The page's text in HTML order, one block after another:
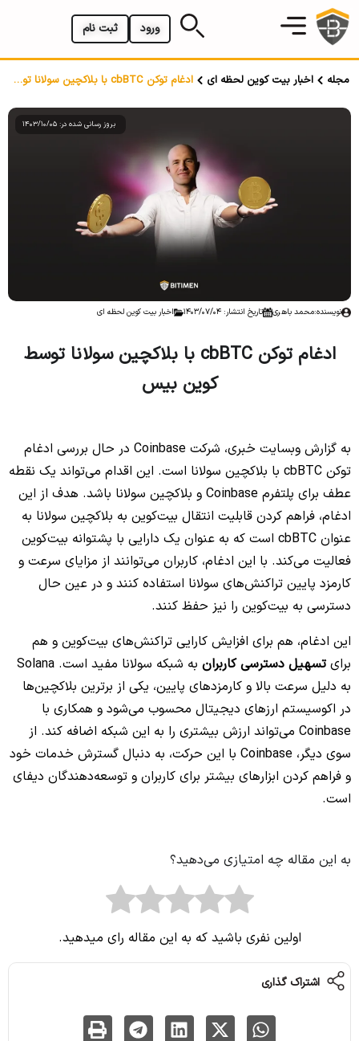
ثبت نام ورود
مجله اخبار بیت کوین لحظه ای ادغام توکن cbBTC با بلاکچین سولانا توسط کوین بیس
بروز رسانی شده در: 1403/10/05
نویسنده:محمد باهری تاریخ انتشار: 1403/07/04 اخبار بیت کوین لحظه ای
ادغام توکن cbBTC با بلاکچین سولانا توسط
کوین بیس
به گزارش وبسایت خبری، شرکت Coinbase در حال بررسی ادغام
توکن cbBTC با بلاکچین سولانا است. این اقدام می‌تواند یک نقطه
عطف برای پلتفرم Coinbase و بلاکچین سولانا باشد. هدف از این
ادغام، فراهم کردن قابلیت انتقال بیت‌کوین به بلاکچین سولانا به
عنوان cbBTC است که به عنوان یک دارایی با پشتوانه بیت‌کوین
فعالیت می‌کند. با این ادغام، کاربران می‌توانند از مزایای سرعت و
کارمزد پایین تراکنش‌های سولانا استفاده کنند و در عین حال
دسترسی به بیت‌کوین را نیز حفظ کنند.
این ادغام، هم برای افزایش کارایی تراکنش‌های بیت‌کوین و هم
برایتسهیل دسترسی کاربران
به شبکه سولانا مفید است. Solana
به دلیل سرعت بالا و کارمزدهای پایین، یکی از برترین بلاکچین‌ها
در اکوسیستم ارزهای دیجیتال محسوب می‌شود و همکاری با
Coinbase می‌تواند ارزش بیشتری را به این شبکه اضافه کند. از
سوی دیگر، Coinbase با این حرکت، به دنبال گسترش خدمات خود
و فراهم کردن ابزارهای بیشتر برای کاربران و توسعه‌دهندگان دیفای
است.
به این مقاله چه امتیازی می‌دهید؟
اولین نفری باشید که به این مقاله رای میدهید.
اشتراک گذاری